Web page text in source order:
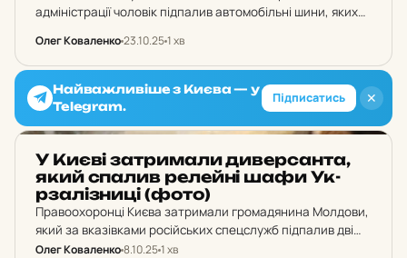
адміністрації чоловік підпалив автомобільні шини, яких
річного правопорушника.
Олег Коваленко23.10.251 хв
✕
Найважливіше з Києва — у
Telegram.
Підписатись
У Києві зат­ри­ма­ли ди­вер­сан­та,
який спалив ре­лей­ні шафи Ук­
рза­ліз­ни­ці (фото)
Правоохоронці Києва затримали громадянина Молдови,
який за вказівками російських спецслужб підпалив дві
релейні шафи Укрзалізниці. Чоловікові повідомили про
Олег Коваленко8.10.251 хв